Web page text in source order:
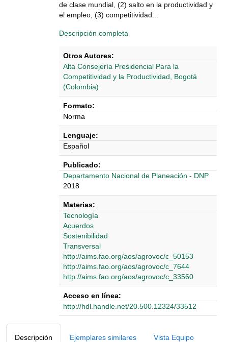
de clase mundial, (2) salto en la productividad y
el empleo, (3) competitividad...
Descripción completa
Otros Autores:
Alta Consejería Presidencial Para la
Competitividad y la Productividad, Bogotá
(Colombia)
Formato:
Norma
Lenguaje:
Español
Publicado:
Departamento Nacional de Planeación - DNP
2018
Materias:
Tecnología
Acuerdos
Sostenibilidad
Transversal
http://aims.fao.org/aos/agrovoc/c_50153
http://aims.fao.org/aos/agrovoc/c_7644
http://aims.fao.org/aos/agrovoc/c_33560
Acceso en línea:
http://hdl.handle.net/20.500.12324/33512
Descripción Ejemplares similares Vista Equipo